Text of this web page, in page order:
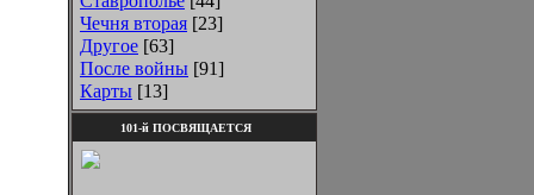
Чечня вторая [23]
Другое [63]
После войны [91]
Карты [13]
101-й ПОСВЯЩАЕТСЯ